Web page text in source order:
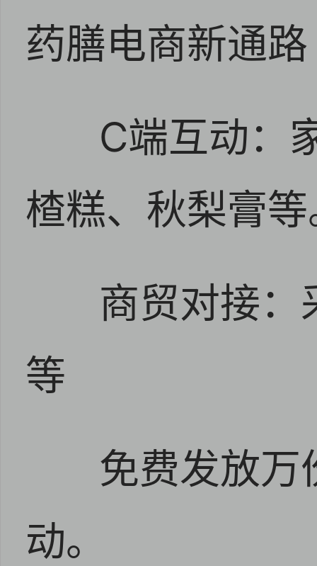
药膳电商新通路
C端互动：
楂糕、秋梨膏
商贸对接
等
免费发放万
动。